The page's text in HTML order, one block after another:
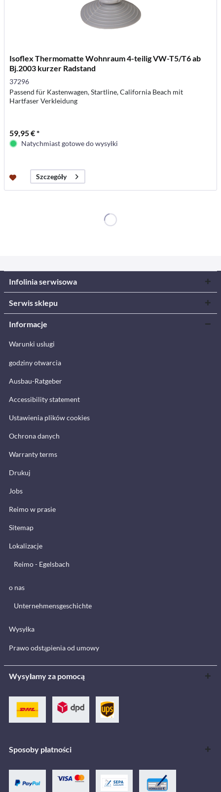
Isoflex Thermomatte Wohnraum 4-teilig VW-T5/T6 ab
Bj.2003 kurzer Radstand
37296
Passend für Kastenwagen, Startline, California Beach mit
Hartfaser Verkleidung
59,95 € *
Natychmiast gotowe do wysyłki
Szczegóły
Infolinia serwisowa
Serwis sklepu
Informacje
Warunki usługi
godziny otwarcia
Ausbau-Ratgeber
Accessibility statement
Ustawienia plików cookies
Ochrona danych
Warranty terms
Drukuj
Jobs
Reimo w prasie
Sitemap
Lokalizacje
Reimo - Egelsbach
o nas
Unternehmensgeschichte
Wysyłka
Prawo odstąpienia od umowy
Wysyłamy za pomocą
Sposoby płatności